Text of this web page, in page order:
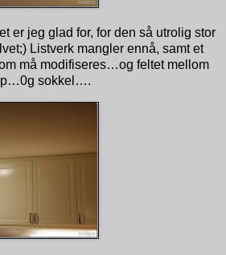
er jeg glad for, for den så utrolig stor
Listverk mangler ennå, samt et
må modifiseres…og feltet mellom
sokkel….